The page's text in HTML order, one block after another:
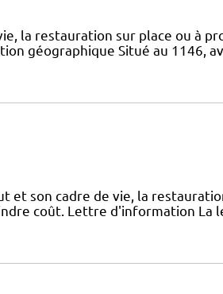
la restauration sur place ou à
géographique Situé au 1146,
et son cadre de vie, la
coût. Lettre d'information La